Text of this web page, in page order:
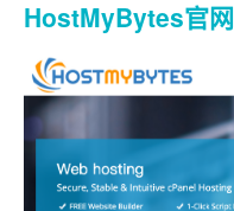
HostMyBytes官网